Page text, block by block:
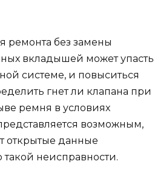
ремонта без замены
вкладышей может упасть
системе, и повыситься
гнет ли клапана при
ремня в условиях
возможным,
открытые данные
неисправности.